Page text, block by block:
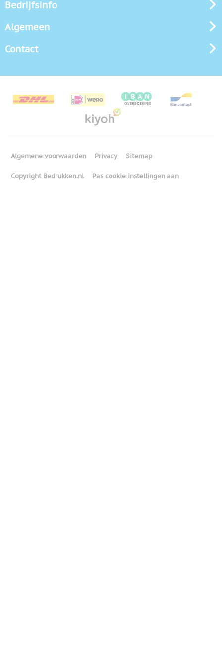
Bedrijfsinfo
Algemeen
Contact
Algemene voorwaarden Privacy Sitemap
Copyright Bedrukken.nl Pas cookie instellingen aan